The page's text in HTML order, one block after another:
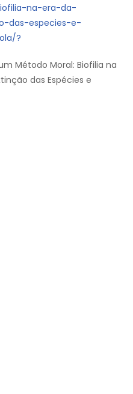
na-era-da-
das-especies-e-
?
Método Moral: Biofilia na
das Espécies e